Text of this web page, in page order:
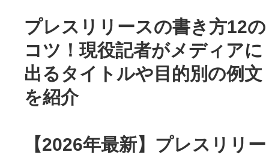
プレスリリースの書き方12の
コツ！現役記者がメディアに
出るタイトルや目的別の例文
を紹介
【2026年最新】プレスリリー